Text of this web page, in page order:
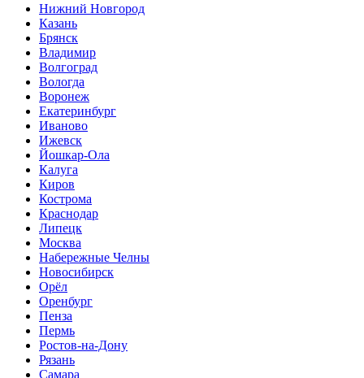
Нижний Нoвгород
Казань
Брянск
Владимир
Волгоград
Вологда
Воронеж
Екатеринбург
Иваново
Ижевск
Йошкар-Ола
Калуга
Киров
Кострома
Краснодар
Липецк
Москва
Набережные Челны
Новосибирск
Орёл
Оренбург
Пенза
Пермь
Ростов-на-Дону
Рязань
Самара